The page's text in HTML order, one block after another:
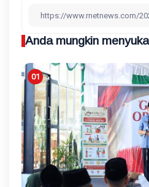
Anda mungkin